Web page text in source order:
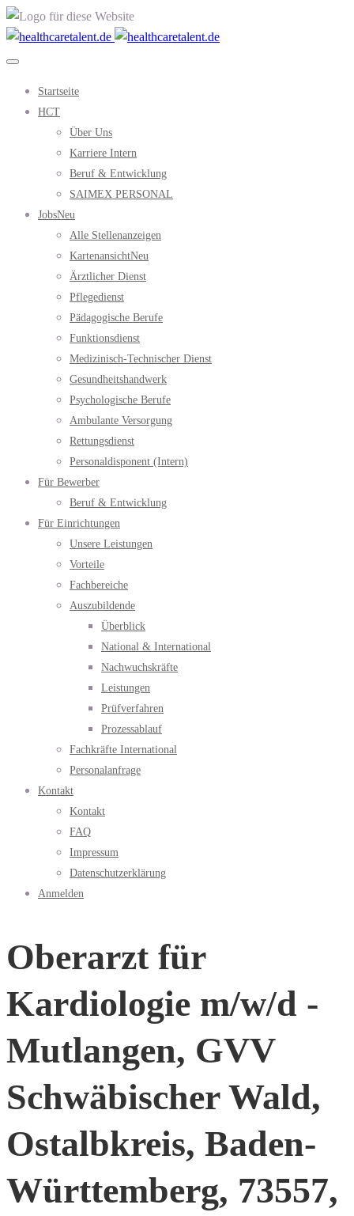
Startseite
HCT
Über Uns
Karriere Intern
Beruf & Entwicklung
SAIMEX PERSONAL
JobsNeu
Alle Stellenanzeigen
KartenansichtNeu
Ärztlicher Dienst
Pflegedienst
Pädagogische Berufe
Funktionsdienst
Medizinisch-Technischer Dienst
Gesundheitshandwerk
Psychologische Berufe
Ambulante Versorgung
Rettungsdienst
Personaldisponent (Intern)
Für Bewerber
Beruf & Entwicklung
Für Einrichtungen
Unsere Leistungen
Vorteile
Fachbereiche
Auszubildende
Überblick
National & International
Nachwuchskräfte
Leistungen
Prüfverfahren
Prozessablauf
Fachkräfte International
Personalanfrage
Kontakt
Kontakt
FAQ
Impressum
Datenschutzerklärung
Anmelden
Oberarzt für
Kardiologie m/w/d -
Mutlangen, GVV
Schwäbischer Wald,
Ostalbkreis, Baden-
Württemberg, 73557,